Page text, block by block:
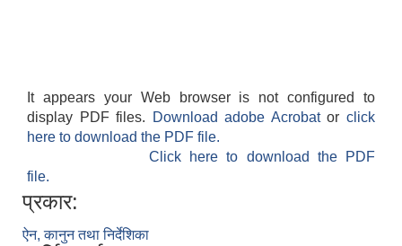
It appears your Web browser is not configured to
display PDF files.
Download adobe Acrobatorclick
here to download the PDF file.
Click here to download the PDF
file.
प्रकार:
ऐन, कानुन तथा निर्देशिका